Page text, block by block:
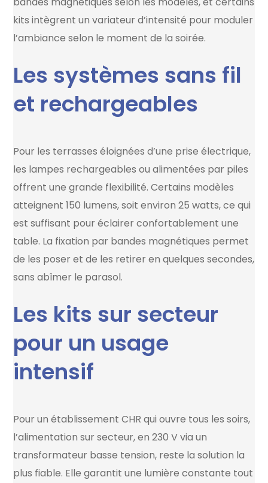
kits intègrent un variateur d’intensité pour moduler
l’ambiance selon le moment de la soirée.
Les systèmes sans fil
et rechargeables
Pour les terrasses éloignées d’une prise électrique,
les lampes rechargeables ou alimentées par piles
offrent une grande flexibilité. Certains modèles
atteignent 150 lumens, soit environ 25 watts, ce qui
est suffisant pour éclairer confortablement une
table. La fixation par bandes magnétiques permet
de les poser et de les retirer en quelques secondes,
sans abîmer le parasol.
Les kits sur secteur
pour un usage
intensif
Pour un établissement CHR qui ouvre tous les soirs,
l’alimentation sur secteur, en 230 V via un
transformateur basse tension, reste la solution la
plus fiable. Elle garantit une lumière constante tout